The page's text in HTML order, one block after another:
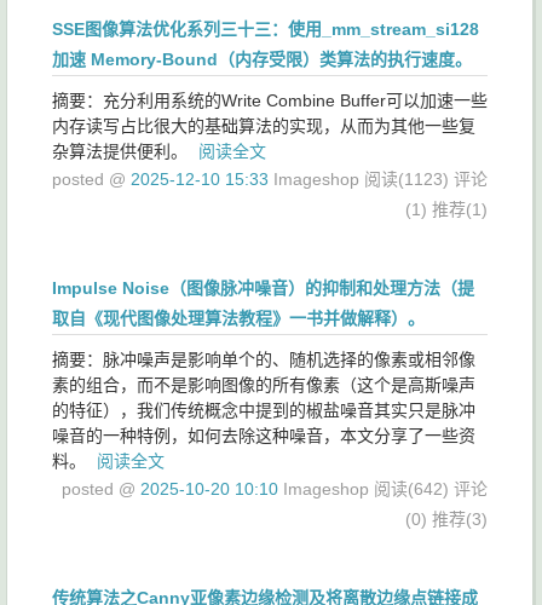
SSE图像算法优化系列三十三：使用_mm_stream_si128
加速 Memory-Bound（内存受限）类算法的执行速度。
摘要：充分利用系统的Write Combine Buffer可以加速一些
内存读写占比很大的基础算法的实现，从而为其他一些复
杂算法提供便利。
阅读全文
posted @ 2025-12-10 15:33 Imageshop 阅读(1123) 评论
(1) 推荐(1)
Impulse Noise（图像脉冲噪音）的抑制和处理方法（提
取自《现代图像处理算法教程》一书并做解释）。
摘要：脉冲噪声是影响单个的、随机选择的像素或相邻像
素的组合，而不是影响图像的所有像素（这个是高斯噪声
的特征），我们传统概念中提到的椒盐噪音其实只是脉冲
噪音的一种特例，如何去除这种噪音，本文分享了一些资
料。
阅读全文
posted @ 2025-10-20 10:10 Imageshop 阅读(642) 评论
(0) 推荐(3)
传统算法之Canny亚像素边缘检测及将离散边缘点链接成